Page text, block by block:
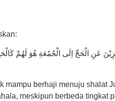
عَنِ الْحَجِّ اِلَى الْجُمُعَةِ هُوَ لَهُمْ
mampu berhaji menuju shalat
meskipun berbeda tingkat